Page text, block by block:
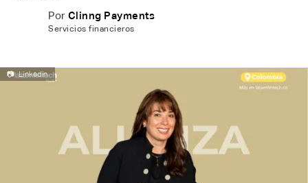
Por Clinng Payments
Servicios financieros
📷 Linkedin